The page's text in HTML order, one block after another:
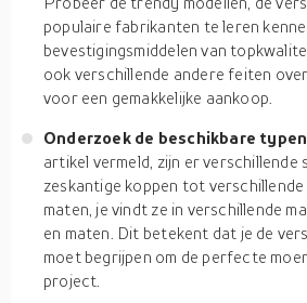
populaire fabrikanten te leren
bevestigingsmiddelen van
ook verschillende andere feiten
voor een gemakkelijke aankoop.
Onderzoek de beschikbare
artikel vermeld, zijn er verschillende
zeskantige koppen tot verschillende
maten, je vindt ze in verschillende
en maten. Dit betekent dat je de
moet begrijpen om de perfecte
project.